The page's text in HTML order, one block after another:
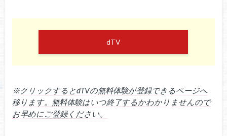
dTV
※クリックするとdTVの無料体験が登録できるページへ
移ります。無料体験はいつ終了するかわかりませんので
お早めにご登録ください。